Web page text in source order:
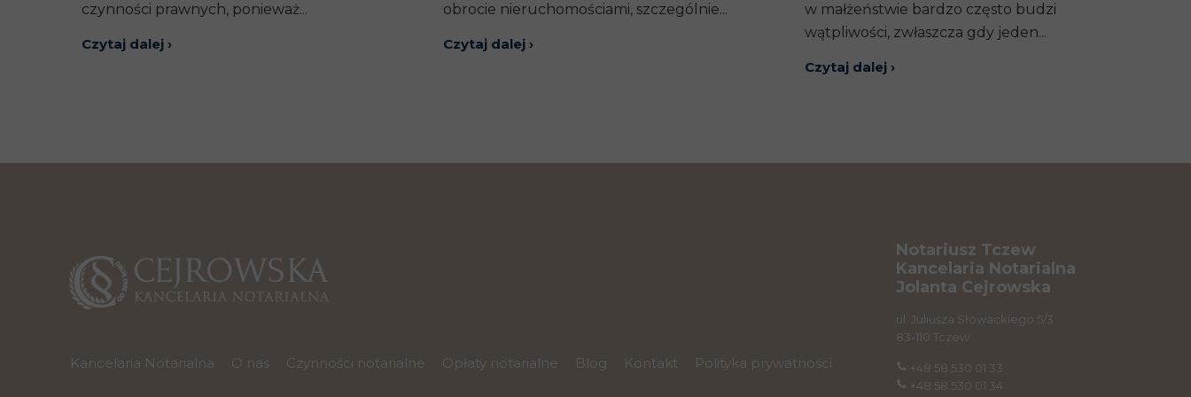
Notariusz Tczew
Kancelaria Notarialna
Jolanta Cejrowska
ul. Juliusza Słowackiego 5/3
83-110 Tczew
+48 58 530 01 33
+48 58 530 01 34
Kancelaria Notarialna O nas Czynności notarialne Opłaty notarialne Blog Kontakt Polityka prywatności
czynności prawnych, ponieważ...
Czytaj dalej ›
obrocie nieruchomościami, szczególnie...
Czytaj dalej ›
w małżeństwie bardzo często budzi
wątpliwości, zwłaszcza gdy jeden...
Czytaj dalej ›